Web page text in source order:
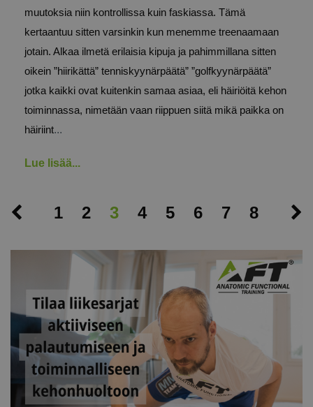
muutoksia niin kontrollissa kuin faskiassa. Tämä
kertaantuu sitten varsinkin kun menemme treenaamaan
jotain. Alkaa ilmetä erilaisia kipuja ja pahimmillana sitten
oikein ”hiirikättä” tenniskyynärpäätä” ”golfkyynärpäätä”
jotka kaikki ovat kuitenkin samaa asiaa, eli häiriöitä kehon
toiminnassa, nimetään vaan riippuen siitä mikä paikka on
häiriint...
Lue lisää...
1 2 3 4 5 6 7 8